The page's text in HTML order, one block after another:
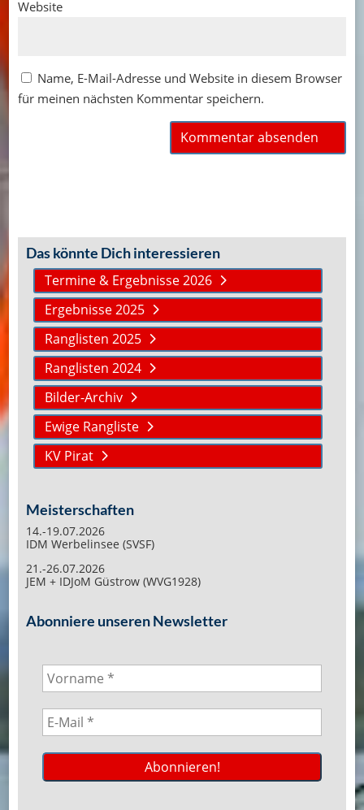
Website
Name, E-Mail-Adresse und Website in diesem Browser
für meinen nächsten Kommentar speichern.
Das könnte Dich interessieren
Termine & Ergebnisse 2026
Ergebnisse 2025
Ranglisten 2025
Ranglisten 2024
Bilder-Archiv
Ewige Rangliste
KV Pirat
Meisterschaften
14.-19.07.2026
IDM Werbelinsee (SVSF)
21.-26.07.2026
JEM + IDJoM Güstrow (WVG1928)
Abonniere unseren Newsletter